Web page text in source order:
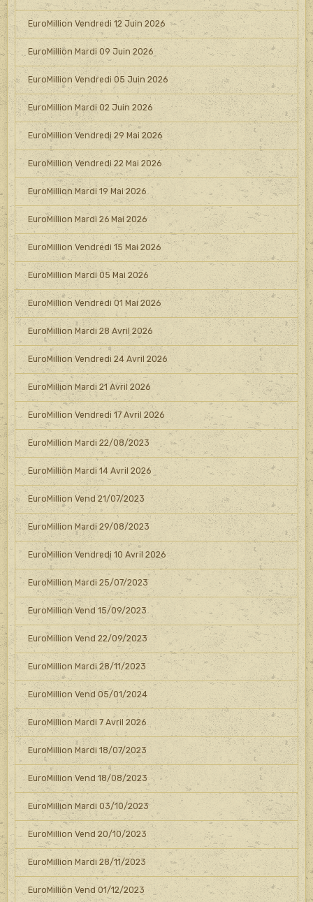
EuroMillion Vendredi 12 Juin 2026
EuroMillion Mardi 09 Juin 2026
EuroMillion Vendredi 05 Juin 2026
EuroMillion Mardi 02 Juin 2026
EuroMillion Vendredi 29 Mai 2026
EuroMillion Vendredi 22 Mai 2026
EuroMillion Mardi 19 Mai 2026
EuroMillion Mardi 26 Mai 2026
EuroMillion Vendredi 15 Mai 2026
EuroMillion Mardi 05 Mai 2026
EuroMillion Vendredi 01 Mai 2026
EuroMillion Mardi 28 Avril 2026
EuroMillion Vendredi 24 Avril 2026
EuroMillion Mardi 21 Avril 2026
EuroMillion Vendredi 17 Avril 2026
EuroMillion Mardi 22/08/2023
EuroMillion Mardi 14 Avril 2026
EuroMillion Vend 21/07/2023
EuroMillion Mardi 29/08/2023
EuroMillion Vendredi 10 Avril 2026
EuroMillion Mardi 25/07/2023
EuroMillion Vend 15/09/2023
EuroMillion Vend 22/09/2023
EuroMillion Mardi 28/11/2023
EuroMillion Vend 05/01/2024
EuroMillion Mardi 7 Avril 2026
EuroMillion Mardi 18/07/2023
EuroMillion Vend 18/08/2023
EuroMillion Mardi 03/10/2023
EuroMillion Vend 20/10/2023
EuroMillion Mardi 28/11/2023
EuroMillion Vend 01/12/2023